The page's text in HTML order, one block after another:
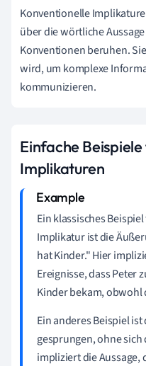
Konventionelle
über die wörtliche
Konventionen beruhen.
wird, um komplexe
kommunizieren.
Einfache
Implikaturen
Ein klassisches
Implikatur ist die
hat Kinder." Hier
Ereignisse, dass Peter
Kinder bekam, obwohl
Ein anderes Beispiel
gesprungen, ohne
impliziert die Aussage,